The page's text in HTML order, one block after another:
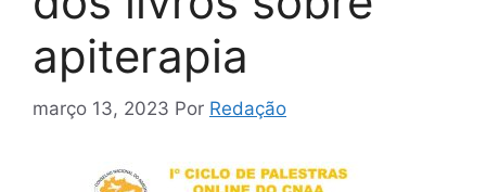
apiterapia
março 13, 2023 Por Redação